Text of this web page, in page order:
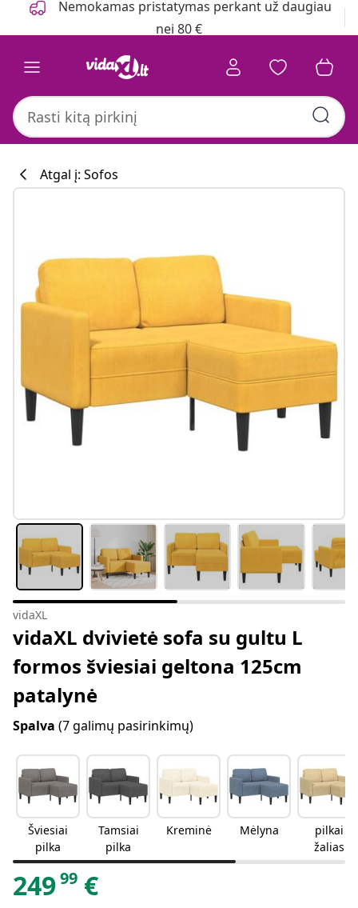
Nemokamas pristatymas perkant už daugiau
nei 80 €
Atgal į: Sofos
vidaXL
vidaXL dvivietė sofa su gultu L
formos šviesiai geltona 125cm
patalynė
Spalva (7 galimų pasirinkimų)
Šviesiai
pilka
Tamsiai
pilka
Kreminė Mėlyna
pilkai
žalias
24999 €